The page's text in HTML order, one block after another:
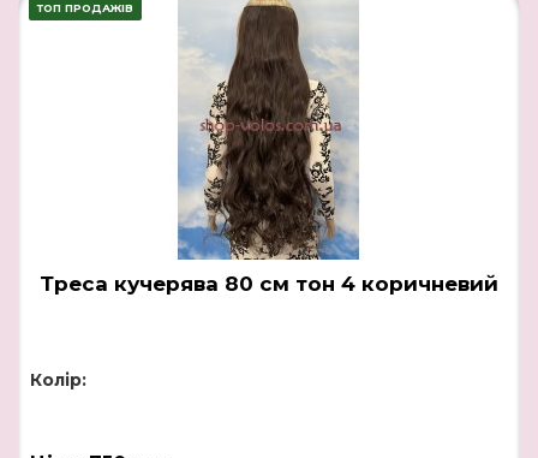
ТОП ПРОДАЖІВ
Треса кучерява 80 см тон 4 коричневий
Колір: